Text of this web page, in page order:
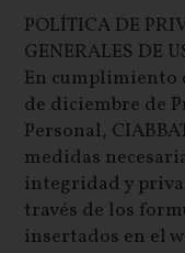
POLÍTICA DE
GENERALES DE
En cumplimiento
de diciembre de
Personal,
medidas
integridad y
través de los
insertados en el